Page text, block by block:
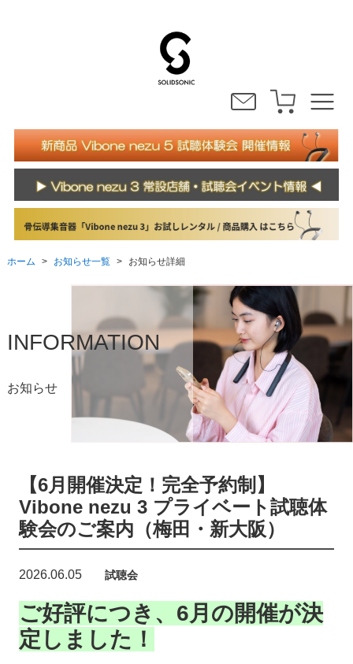
ホーム > お知らせ一覧 > お知らせ詳細
INFORMATION
お知らせ
【6月開催決定！完全予約制】
Vibone nezu 3 プライベート試聴体
験会のご案内（梅田・新大阪）
2026.06.05 試聴会
ご好評につき、6月の開催が決
定しました！